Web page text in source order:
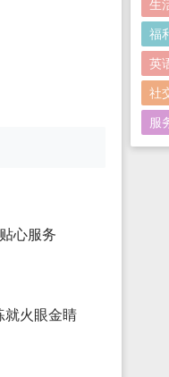
心服务
就火眼金睛
生
福
英
社
服